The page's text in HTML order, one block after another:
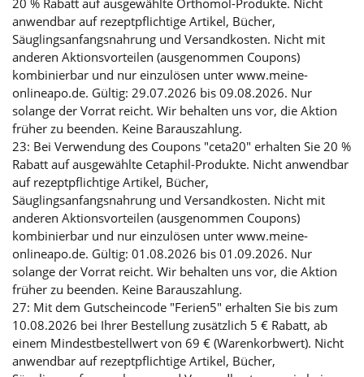
20 % Rabatt auf ausgewählte Orthomol-Produkte. Nicht
anwendbar auf rezeptpflichtige Artikel, Bücher,
Säuglingsanfangsnahrung und Versandkosten. Nicht mit
anderen Aktionsvorteilen (ausgenommen Coupons)
kombinierbar und nur einzulösen unter www.meine-
onlineapo.de. Gültig: 29.07.2026 bis 09.08.2026. Nur
solange der Vorrat reicht. Wir behalten uns vor, die Aktion
früher zu beenden. Keine Barauszahlung.
23: Bei Verwendung des Coupons "ceta20" erhalten Sie 20 %
Rabatt auf ausgewählte Cetaphil-Produkte. Nicht anwendbar
auf rezeptpflichtige Artikel, Bücher,
Säuglingsanfangsnahrung und Versandkosten. Nicht mit
anderen Aktionsvorteilen (ausgenommen Coupons)
kombinierbar und nur einzulösen unter www.meine-
onlineapo.de. Gültig: 01.08.2026 bis 01.09.2026. Nur
solange der Vorrat reicht. Wir behalten uns vor, die Aktion
früher zu beenden. Keine Barauszahlung.
27: Mit dem Gutscheincode "Ferien5" erhalten Sie bis zum
10.08.2026 bei Ihrer Bestellung zusätzlich 5 € Rabatt, ab
einem Mindestbestellwert von 69 € (Warenkorbwert). Nicht
anwendbar auf rezeptpflichtige Artikel, Bücher,